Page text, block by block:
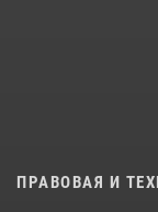
ПРАВОВАЯ И